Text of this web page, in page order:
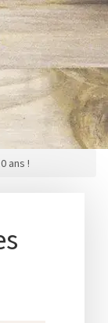
ans !